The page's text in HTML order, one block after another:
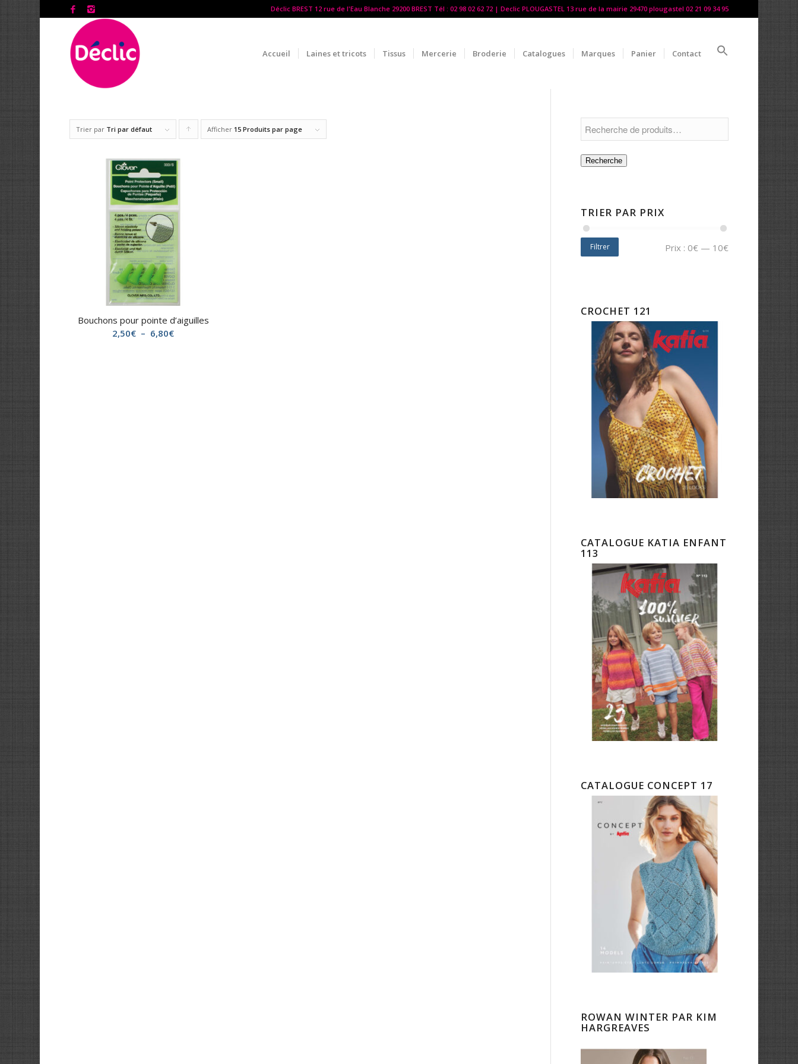
Déclic BREST 12 rue de l'Eau Blanche 29200 BREST Tél : 02 98 02 62 72 | Declic PLOUGASTEL 13 rue de la mairie 29470 plougastel 02 21 09 34 95
Accueil Laines et tricots Tissus Mercerie Broderie Catalogues Marques Panier Contact
Trier par Tri par défaut Cliquer
Afficher 15 Produits par page
Bouchons pour pointe d’aiguilles
2,50€ – 6,80€Plage
Recherche
TRIER PAR PRIX
Filtrer Prix : 0€— 10€
CROCHET 121
CATALOGUE KATIA ENFANT
113
CATALOGUE CONCEPT 17
ROWAN WINTER PAR KIM
HARGREAVES